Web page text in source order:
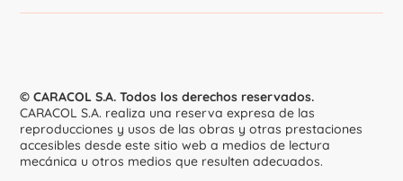
© CARACOL S.A. Todos los derechos reservados.
CARACOL S.A. realiza una reserva expresa de las
reproducciones y usos de las obras y otras prestaciones
accesibles desde este sitio web a medios de lectura
mecánica u otros medios que resulten adecuados.